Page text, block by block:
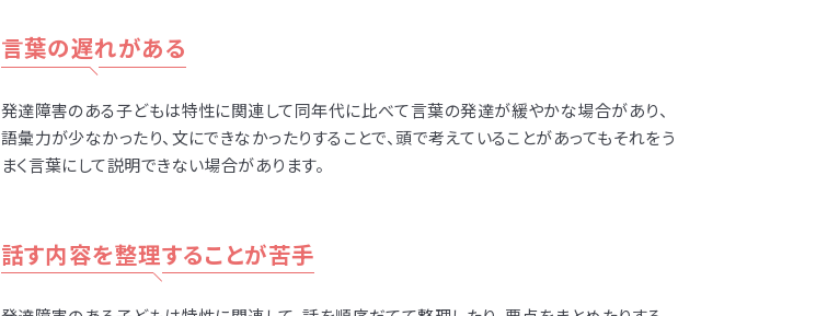
言葉の遅れがある
発達障害のある子どもは特性に関連して同年代に比べて言葉の発達が緩やかな場合があり、
語彙力が少なかったり、文にできなかったりすることで、頭で考えていることがあってもそれをう
まく言葉にして説明できない場合があります。
話す内容を整理することが苦手